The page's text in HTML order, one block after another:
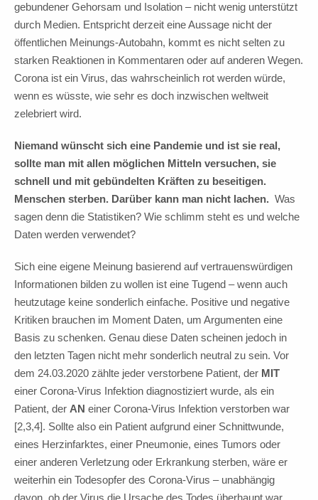
gebundener Gehorsam und Isolation – nicht wenig unterstützt
durch Medien. Entspricht derzeit eine Aussage nicht der
öffentlichen Meinungs-Autobahn, kommt es nicht selten zu
starken Reaktionen in Kommentaren oder auf anderen Wegen.
Corona ist ein Virus, das wahrscheinlich rot werden würde,
wenn es wüsste, wie sehr es doch inzwischen weltweit
zelebriert wird.
Niemand wünscht sich eine Pandemie und ist sie real,
sollte man mit allen möglichen Mitteln versuchen, sie
schnell und mit gebündelten Kräften zu beseitigen.
Menschen sterben. Darüber kann man nicht lachen. Was
sagen denn die Statistiken? Wie schlimm steht es und welche
Daten werden verwendet?
Sich eine eigene Meinung basierend auf vertrauenswürdigen
Informationen bilden zu wollen ist eine Tugend – wenn auch
heutzutage keine sonderlich einfache. Positive und negative
Kritiken brauchen im Moment Daten, um Argumenten eine
Basis zu schenken. Genau diese Daten scheinen jedoch in
den letzten Tagen nicht mehr sonderlich neutral zu sein. Vor
dem 24.03.2020 zählte jeder verstorbene Patient, der MIT
einer Corona-Virus Infektion diagnostiziert wurde, als ein
Patient, der AN einer Corona-Virus Infektion verstorben war
[2,3,4]. Sollte also ein Patient aufgrund einer Schnittwunde,
eines Herzinfarktes, einer Pneumonie, eines Tumors oder
einer anderen Verletzung oder Erkrankung sterben, wäre er
weiterhin ein Todesopfer des Corona-Virus – unabhängig